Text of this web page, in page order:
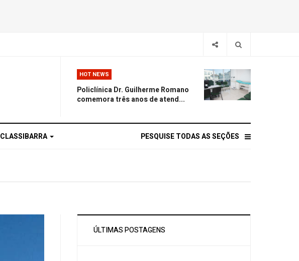
HOT NEWS
Policlínica Dr. Guilherme Romano
comemora três anos de atend...
CLASSIBARRA PESQUISE TODAS AS SEÇÕES
ÚLTIMAS POSTAGENS